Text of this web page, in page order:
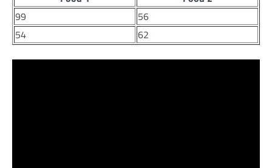
99
56
54
62